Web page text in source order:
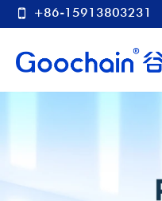
+86-15913803231